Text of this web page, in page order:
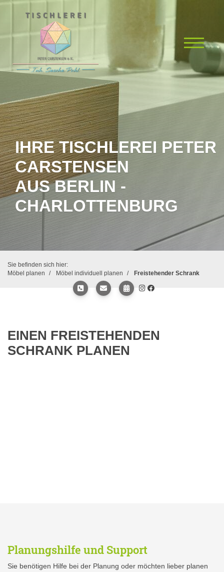
IHRE TISCHLEREI PETER
CARSTENSEN
AUS BERLIN -
CHARLOTTENBURG
Sie befinden sich hier:
Möbel planen
Möbel individuell planen Freistehender Schrank
EINEN FREISTEHENDEN
SCHRANK PLANEN
Planungshilfe und Support
Sie benötigen Hilfe bei der Planung oder möchten lieber planen